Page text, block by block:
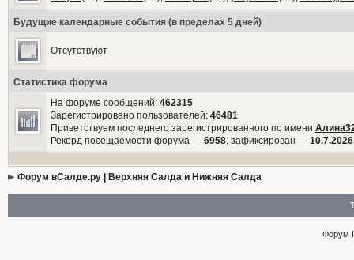
Будущие календарные события (в пределах 5 дней)
Отсутствуют
Статистика форума
На форуме сообщений: 462315
Зарегистрировано пользователей: 46481
Приветствуем последнего зарегистрированного по имени
Рекорд посещаемости форума — 6958, зафиксирован —
Форум вСалде.ру | Верхняя Салда и Нижняя Салда
Форум